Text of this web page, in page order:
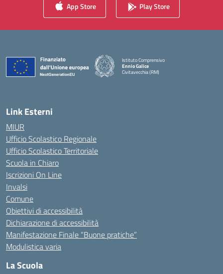
App Store Play Store
Istituto Comprensivo
Ennio Galice
Civitavecchia (RM)
Link Esterni
MIUR
Ufficio Scolastico Regionale
Ufficio Scolastico Territoriale
Scuola in Chiaro
Iscrizioni On Line
Invalsi
Comune
Obiettivi di accessibilità
Dichiarazione di accessibilità
Manifestazione Finale “Buone pratiche”
Modulistica varia
La Scuola